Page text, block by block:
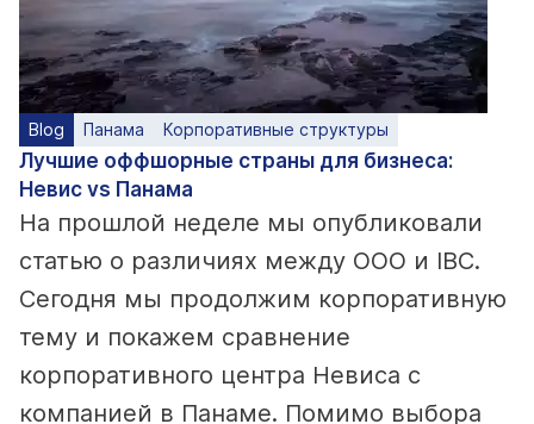
Blog Панама Корпоративные структуры
Лучшие оффшорные страны для бизнеса:
Невис vs Панама
На прошлой неделе мы опубликовали
статью о различиях между ООО и IBC.
Сегодня мы продолжим корпоративную
тему и покажем сравнение
корпоративного центра Невиса с
компанией в Панаме. Помимо выбора